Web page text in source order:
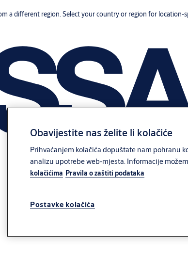
a different region. Select your country or region for location-
Obavijestite nas želite li kolačiće
Prihvaćanjem kolačića dopuštate nam pohranu
analizu upotrebe web-mjesta. Informacije
kolačićima Pravila o zaštiti podataka
Postavke kolačića